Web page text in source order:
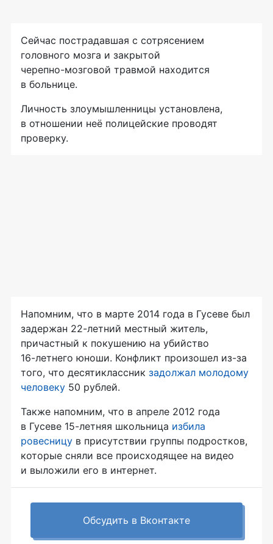
Сейчас пострадавшая с сотрясением
головного мозга и закрытой
черепно-мозговой травмой находится
в больнице.
Личность злоумышленницы установлена,
в отношении неё полицейские проводят
проверку.
Напомним, что в марте 2014 года в Гусеве был
задержан 22-летний местный житель,
причастный к покушению на убийство
16-летнего юноши. Конфликт произошел из-за
того, что десятиклассник задолжал молодому
человеку 50 рублей.
Также напомним, что в апреле 2012 года
в Гусеве 15-летняя школьница избила
ровесницу в присутствии группы подростков,
которые сняли все происходящее на видео
и выложили его в интернет.
Обсудить в Вконтакте